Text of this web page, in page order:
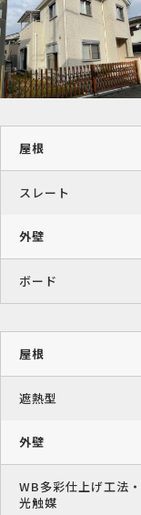
屋根
スレート
外壁
ボード
屋根
遮熱型
外壁
WB多彩仕上げ工法
光触媒